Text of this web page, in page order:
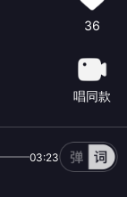
36
唱同款
03:23